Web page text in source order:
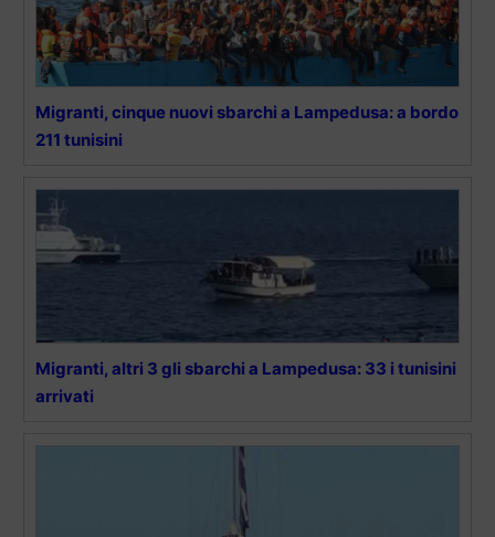
Migranti, cinque nuovi sbarchi a Lampedusa: a bordo
211 tunisini
Migranti, altri 3 gli sbarchi a Lampedusa: 33 i tunisini
arrivati